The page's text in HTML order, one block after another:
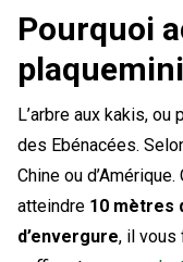
Pourquoi
L’arbre aux kakis,
des Ebénacées.
Chine ou
atteindre 10 mètres
d’envergure, il vous